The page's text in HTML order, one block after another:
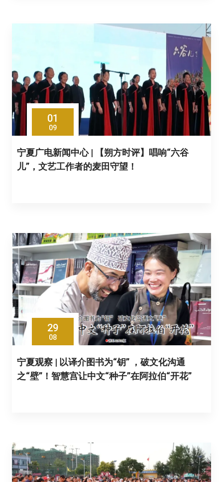
01
09
宁夏广电新闻中心 | 【朔方时评】唱响“六谷
儿”，文艺工作者的麦田守望！
29
08
宁夏观察 | 以译介图书为“钥” ，破文化沟通
之“壁”！智慧宫让中文“种子”在阿拉伯“开花”